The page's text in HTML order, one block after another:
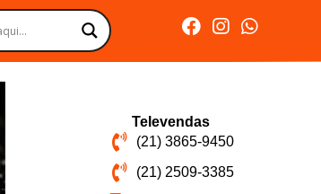
Televendas
(21) 3865-9450
(21) 2509-3385